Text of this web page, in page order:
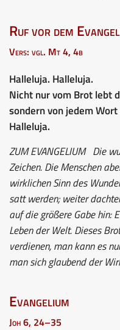
Ruf vor dem
Vers: vgl. Mt 4, 4b
Halleluja. Halleluja.
Nicht nur vom Brot lebt
sondern von jedem
Halleluja.
ZUM EVANGELIUMDie
Zeichen. Die Menschen
wirklichen Sinn des
satt werden; weiter
auf die größere Gabe hin:
Leben der Welt. Dieses
verdienen, man kann es
man sich glaubend der
Evangelium
Joh 6, 24–35